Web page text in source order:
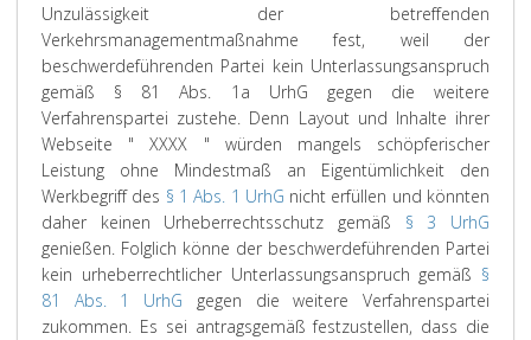
Unzulässigkeit der betreffenden
Verkehrsmanagementmaßnahme fest, weil der
beschwerdeführenden Partei kein Unterlassungsanspruch
gemäß § 81 Abs. 1a UrhG gegen die weitere
Verfahrenspartei zustehe. Denn Layout und Inhalte ihrer
Webseite " XXXX " würden mangels schöpferischer
Leistung ohne Mindestmaß an Eigentümlichkeit den
Werkbegriff des § 1 Abs. 1 UrhG nicht erfüllen und könnten
daher keinen Urheberrechtsschutz gemäß § 3 UrhG
genießen. Folglich könne der beschwerdeführenden Partei
kein urheberrechtlicher Unterlassungsanspruch gemäß §
81 Abs. 1 UrhG gegen die weitere Verfahrenspartei
zukommen. Es sei antragsgemäß festzustellen, dass die